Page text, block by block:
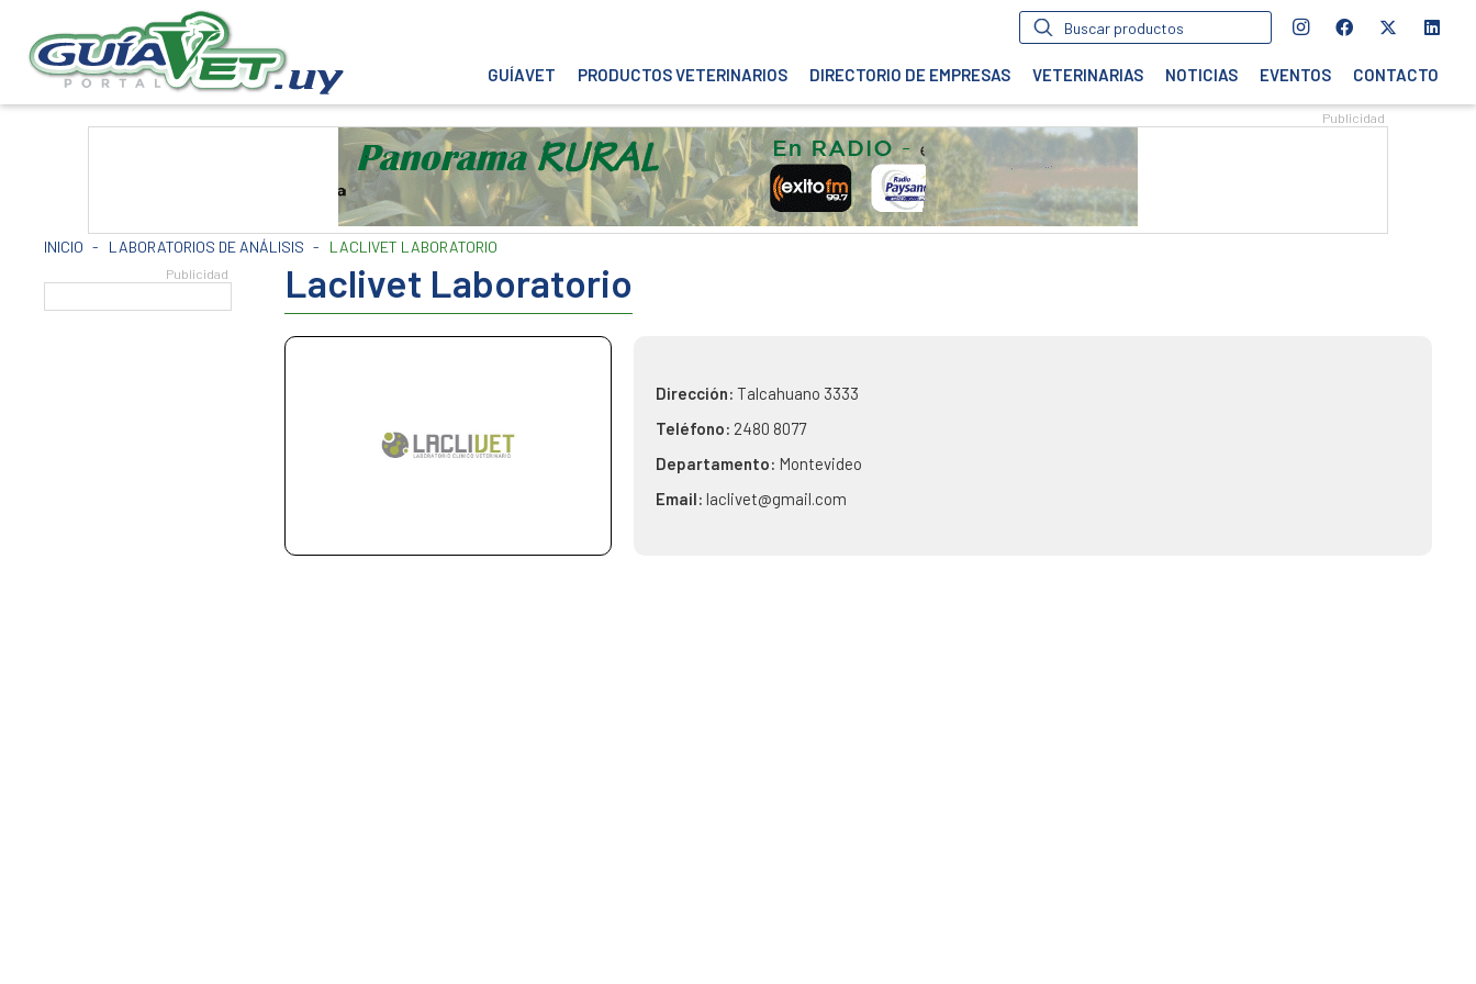
Búsqueda
de
GUÍAVET PRODUCTOS VETERINARIOS DIRECTORIO DE EMPRESAS VETERINARIAS NOTICIAS EVENTOS CONTACTO
INICIO - LABORATORIOS DE ANÁLISIS - LACLIVET LABORATORIO
Laclivet Laboratorio
Dirección: Talcahuano 3333
Teléfono: 2480 8077
Departamento: Montevideo
Email: laclivet@gmail.com